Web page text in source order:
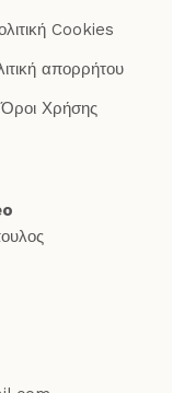
Cookies
απορρήτου
Όροι Χρήσης